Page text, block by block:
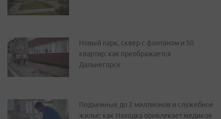
Новый парк, сквер с фонтаном и 50
квартир: как преображается
Дальнегорск
Подъемные до 2 миллионов и служебное
жилье: как Находка привлекает медиков